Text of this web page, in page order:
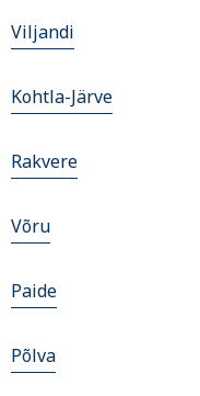
Viljandi
Kohtla-Järve
Rakvere
Võru
Paide
Põlva